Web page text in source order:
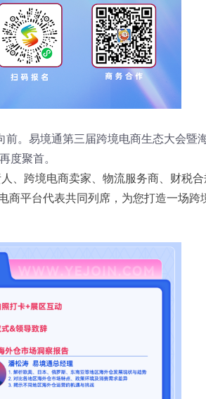
。易境通第三届跨境电商生态大会暨
度聚首。
跨境电商卖家、物流服务商、财税
平台代表共同列席，为您打造一场跨